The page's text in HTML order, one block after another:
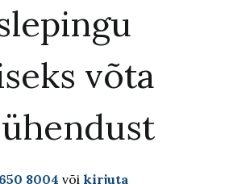
võta
8004 või kirjuta